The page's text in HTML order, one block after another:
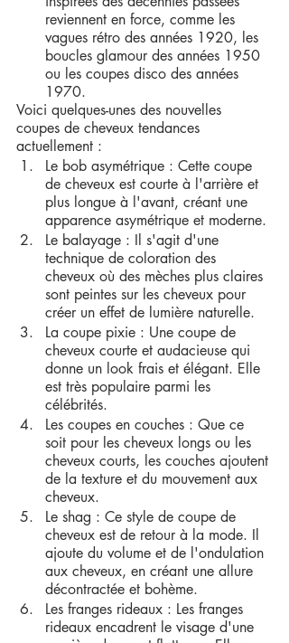
reviennent en force, comme les
vagues rétro des années 1920, les
boucles glamour des années 1950
ou les coupes disco des années
1970.
Voici quelques-unes des nouvelles
coupes de cheveux tendances
actuellement :
Le bob asymétrique : Cette coupe
de cheveux est courte à l'arrière et
plus longue à l'avant, créant une
apparence asymétrique et moderne.
Le balayage : Il s'agit d'une
technique de coloration des
cheveux où des mèches plus claires
sont peintes sur les cheveux pour
créer un effet de lumière naturelle.
La coupe pixie : Une coupe de
cheveux courte et audacieuse qui
donne un look frais et élégant. Elle
est très populaire parmi les
célébrités.
Les coupes en couches : Que ce
soit pour les cheveux longs ou les
cheveux courts, les couches ajoutent
de la texture et du mouvement aux
cheveux.
Le shag : Ce style de coupe de
cheveux est de retour à la mode. Il
ajoute du volume et de l'ondulation
aux cheveux, en créant une allure
décontractée et bohème.
Les franges rideaux : Les franges
rideaux encadrent le visage d'une